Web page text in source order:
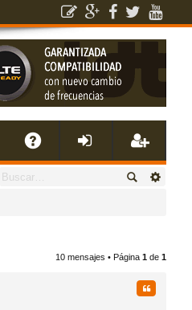
A
fic
eg
ra
rs
10 mensajes • Página 1 de 1
Citar